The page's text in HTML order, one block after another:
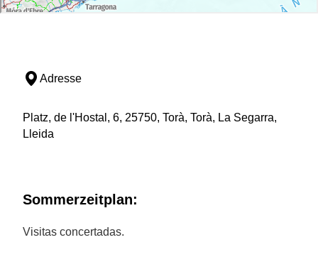
Adresse
Platz, de l'Hostal, 6, 25750, Torà, Torà, La Segarra,
Lleida
Sommerzeitplan:
Visitas concertadas.